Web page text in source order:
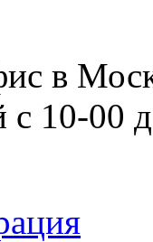
в
с 10-00